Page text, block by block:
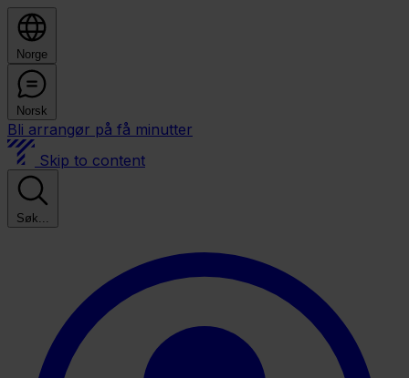
Norge
Norsk
Bli arrangør på få minutter
Skip to content
Søk...